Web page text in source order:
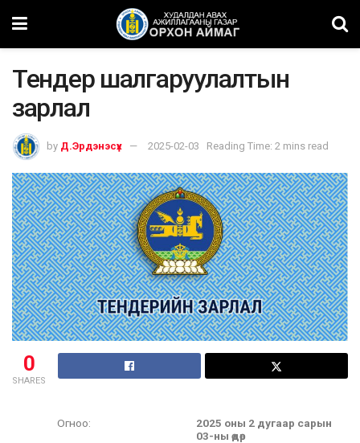
Тендер шалгаруулалтын
зарлал
by Д.Эрдэнэсүх 2025-02-03 Reading Time: 2 mins read
0
SHARES
Огноо:
2025 оны 2 дугаар сарын
03-ны өдөр